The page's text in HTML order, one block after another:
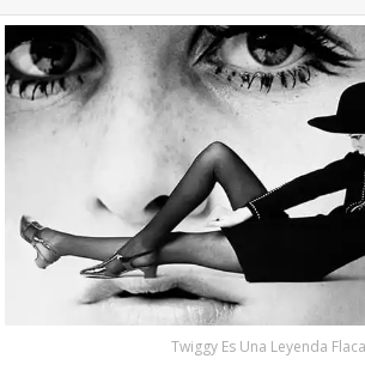
Twiggy Es Una Leyenda Flaca